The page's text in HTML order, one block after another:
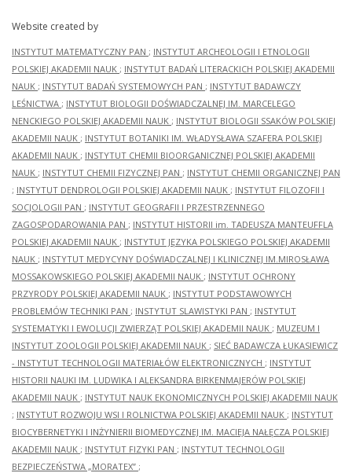
Website created by
INSTYTUT MATEMATYCZNY PAN ; INSTYTUT ARCHEOLOGII I ETNOLOGII
POLSKIEJ AKADEMII NAUK ; INSTYTUT BADAŃ LITERACKICH POLSKIEJ AKADEMII
NAUK ; INSTYTUT BADAŃ SYSTEMOWYCH PAN ; INSTYTUT BADAWCZY
LEŚNICTWA ; INSTYTUT BIOLOGII DOŚWIADCZALNEJ IM. MARCELEGO
NENCKIEGO POLSKIEJ AKADEMII NAUK ; INSTYTUT BIOLOGII SSAKÓW POLSKIEJ
AKADEMII NAUK ; INSTYTUT BOTANIKI IM. WŁADYSŁAWA SZAFERA POLSKIEJ
AKADEMII NAUK ; INSTYTUT CHEMII BIOORGANICZNEJ POLSKIEJ AKADEMII
NAUK ; INSTYTUT CHEMII FIZYCZNEJ PAN ; INSTYTUT CHEMII ORGANICZNEJ PAN
; INSTYTUT DENDROLOGII POLSKIEJ AKADEMII NAUK ; INSTYTUT FILOZOFII I
SOCJOLOGII PAN ; INSTYTUT GEOGRAFII I PRZESTRZENNEGO
ZAGOSPODAROWANIA PAN ; INSTYTUT HISTORII im. TADEUSZA MANTEUFFLA
POLSKIEJ AKADEMII NAUK ; INSTYTUT JĘZYKA POLSKIEGO POLSKIEJ AKADEMII
NAUK ; INSTYTUT MEDYCYNY DOŚWIADCZALNEJ I KLINICZNEJ IM.MIROSŁAWA
MOSSAKOWSKIEGO POLSKIEJ AKADEMII NAUK ; INSTYTUT OCHRONY
PRZYRODY POLSKIEJ AKADEMII NAUK ; INSTYTUT PODSTAWOWYCH
PROBLEMÓW TECHNIKI PAN ; INSTYTUT SLAWISTYKI PAN ; INSTYTUT
SYSTEMATYKI I EWOLUCJI ZWIERZĄT POLSKIEJ AKADEMII NAUK ; MUZEUM I
INSTYTUT ZOOLOGII POLSKIEJ AKADEMII NAUK ; SIEĆ BADAWCZA ŁUKASIEWICZ
- INSTYTUT TECHNOLOGII MATERIAŁÓW ELEKTRONICZNYCH ; INSTYTUT
HISTORII NAUKI IM. LUDWIKA I ALEKSANDRA BIRKENMAJERÓW POLSKIEJ
AKADEMII NAUK ; INSTYTUT NAUK EKONOMICZNYCH POLSKIEJ AKADEMII NAUK
; INSTYTUT ROZWOJU WSI I ROLNICTWA POLSKIEJ AKADEMII NAUK ; INSTYTUT
BIOCYBERNETYKI I INŻYNIERII BIOMEDYCZNEJ IM. MACIEJA NAŁĘCZA POLSKIEJ
AKADEMII NAUK ; INSTYTUT FIZYKI PAN ; INSTYTUT TECHNOLOGII
BEZPIECZEŃSTWA „MORATEX” ;